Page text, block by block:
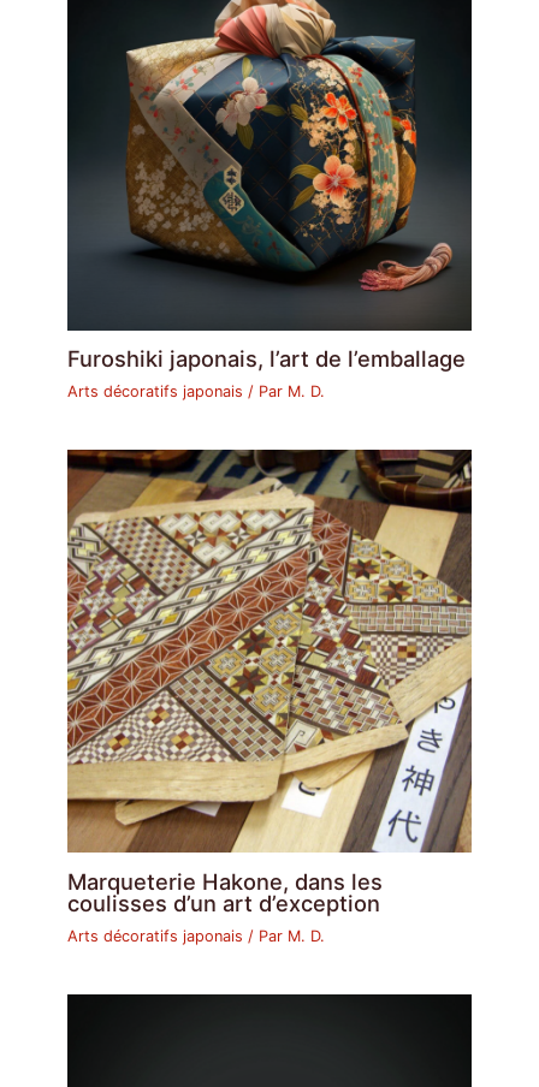
Furoshiki japonais, l’art de l’emballage
Arts décoratifs japonais / Par M. D.
Marqueterie Hakone, dans les
coulisses d’un art d’exception
Arts décoratifs japonais / Par M. D.